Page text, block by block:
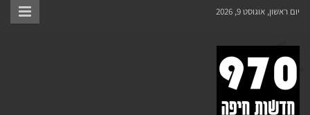
יום ראשון, אוגוסט 9, 2026